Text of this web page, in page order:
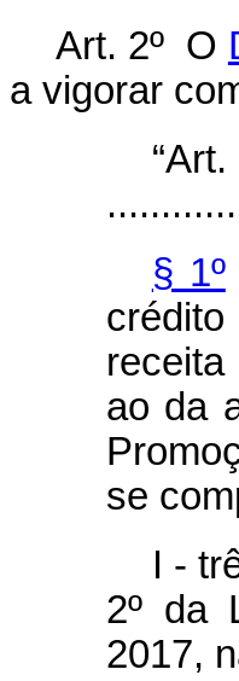
Art. 2º O
a vigorar
§ 1º
ao da
se
I -
2º da
2017,